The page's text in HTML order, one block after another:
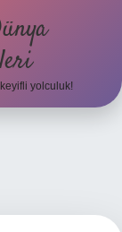
yolculuk!